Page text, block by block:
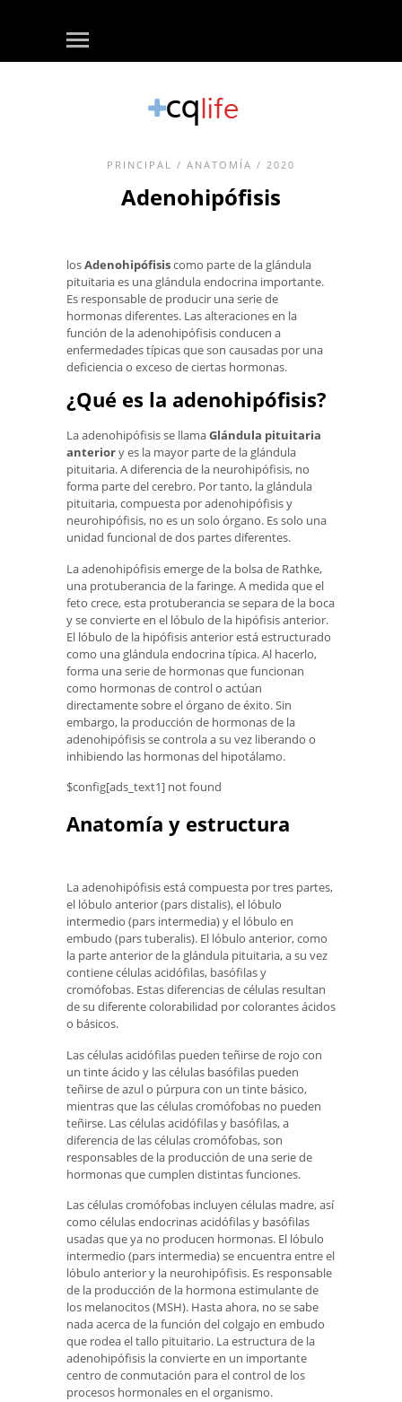
PRINCIPAL / ANATOMÍA / 2020
Adenohipófisis
losAdenohipófisiscomo parte de la glándula
pituitaria es una glándula endocrina importante.
Es responsable de producir una serie de
hormonas diferentes. Las alteraciones en la
función de la adenohipófisis conducen a
enfermedades típicas que son causadas por una
deficiencia o exceso de ciertas hormonas.
¿Qué es la adenohipófisis?
La adenohipófisis se llamaGlándula pituitaria
anteriory es la mayor parte de la glándula
pituitaria. A diferencia de la neurohipófisis, no
forma parte del cerebro. Por tanto, la glándula
pituitaria, compuesta por adenohipófisis y
neurohipófisis, no es un solo órgano. Es solo una
unidad funcional de dos partes diferentes.
La adenohipófisis emerge de la bolsa de Rathke,
una protuberancia de la faringe. A medida que el
feto crece, esta protuberancia se separa de la boca
y se convierte en el lóbulo de la hipófisis anterior.
El lóbulo de la hipófisis anterior está estructurado
como una glándula endocrina típica. Al hacerlo,
forma una serie de hormonas que funcionan
como hormonas de control o actúan
directamente sobre el órgano de éxito. Sin
embargo, la producción de hormonas de la
adenohipófisis se controla a su vez liberando o
inhibiendo las hormonas del hipotálamo.
$config[ads_text1] not found
Anatomía y estructura
La adenohipófisis está compuesta por tres partes,
el lóbulo anterior (pars distalis), el lóbulo
intermedio (pars intermedia) y el lóbulo en
embudo (pars tuberalis). El lóbulo anterior, como
la parte anterior de la glándula pituitaria, a su vez
contiene células acidófilas, basófilas y
cromófobas. Estas diferencias de células resultan
de su diferente colorabilidad por colorantes ácidos
o básicos.
Las células acidófilas pueden teñirse de rojo con
un tinte ácido y las células basófilas pueden
teñirse de azul o púrpura con un tinte básico,
mientras que las células cromófobas no pueden
teñirse. Las células acidófilas y basófilas, a
diferencia de las células cromófobas, son
responsables de la producción de una serie de
hormonas que cumplen distintas funciones.
Las células cromófobas incluyen células madre, así
como células endocrinas acidófilas y basófilas
usadas que ya no producen hormonas. El lóbulo
intermedio (pars intermedia) se encuentra entre el
lóbulo anterior y la neurohipófisis. Es responsable
de la producción de la hormona estimulante de
los melanocitos (MSH). Hasta ahora, no se sabe
nada acerca de la función del colgajo en embudo
que rodea el tallo pituitario. La estructura de la
adenohipófisis la convierte en un importante
centro de conmutación para el control de los
procesos hormonales en el organismo.